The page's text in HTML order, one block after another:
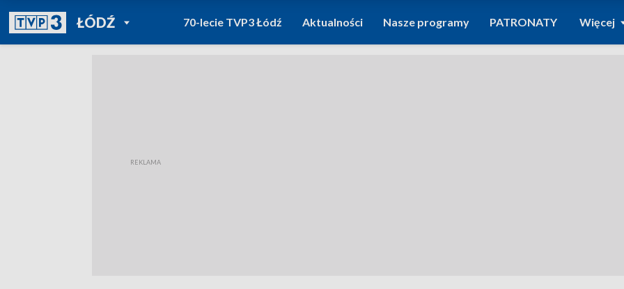
ŁÓDŹPOWRÓT DO
TVP REGIONY
70-lecie TVP3 Łódź Aktualności Nasze programy PATRONATY Więcej